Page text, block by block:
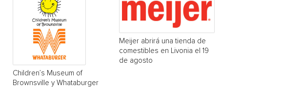
Children’s Museum of
Brownsville y Whataburger
Meijer abrirá una tienda de
comestibles en Livonia el 19
de agosto